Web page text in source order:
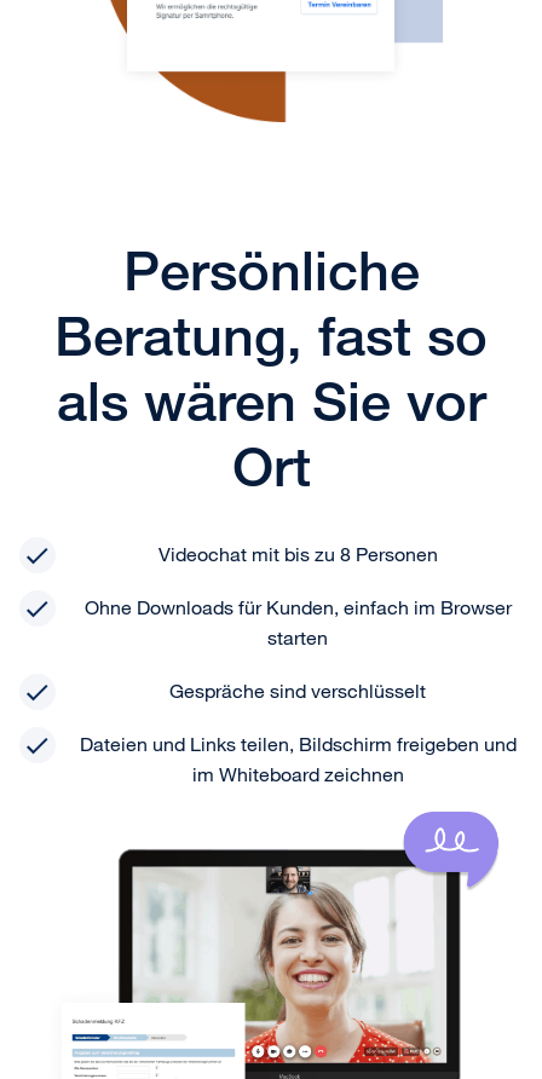
Persönliche
Beratung, fast so
als wären Sie vor
Ort
Videochat mit bis zu 8 Personen
Ohne Downloads für Kunden, einfach im Browser
starten
Gespräche sind verschlüsselt
Dateien und Links teilen, Bildschirm freigeben und
im Whiteboard zeichnen